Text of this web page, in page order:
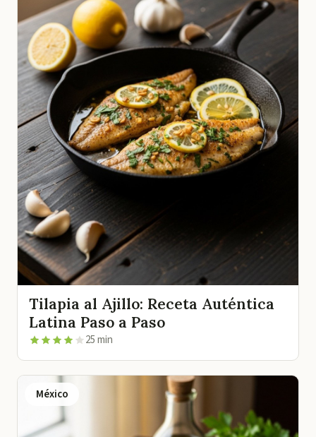
Tilapia al Ajillo: Receta Auténtica
Latina Paso a Paso
25 min
México